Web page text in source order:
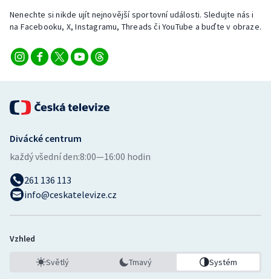
Stolní tenis
Triatlon
Vodní slalom
Volejbal
Ostatní
Nenechte si nikde ujít nejnovější sportovní události. Sledujte nás i
na Facebooku, X, Instagramu, Threads či YouTube a buďte v obraze.
Divácké centrum
každý všední den:8:00—16:00 hodin
261 136 113
info@ceskatelevize.cz
Vzhled
Světlý Tmavý Systém